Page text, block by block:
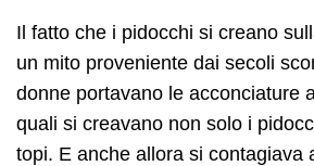
Il fatto che i pidocchi si creano
un mito proveniente dai secoli
donne portavano le acconciature
quali si creavano non solo i
topi. E anche allora si contagiava